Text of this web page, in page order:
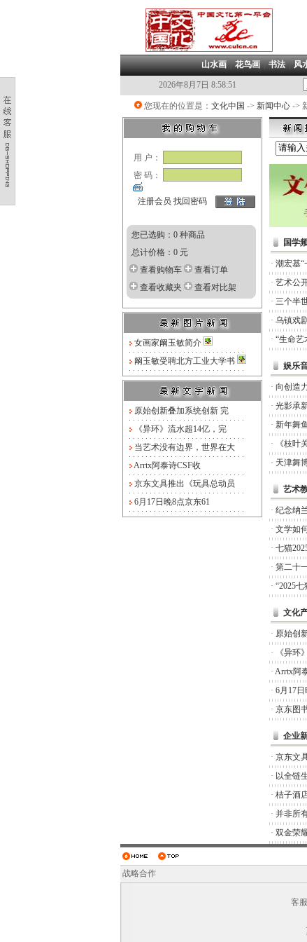
山水画|花鸟画|书法|风
2026年8月7日 8:58:51
您现在的位置是： 文化中国 -> 新闻中心 ->
用 户：
密 码：
注册会员 找回密码
您已选购：0 种商品
总计价格：0 元
查看购物车
查看订单
查看收藏夹
查看对比架
女画家阚玉敏简介
阚玉敏受聘北方工业大学书
原始创新叠加系统创新 完
《异环》流水超14亿，完
当艺术没有边界，世界在大
Arrtx阿泰诗CSF收
京东文具推出《玩具总动员
6月17日晚8点京东61
国学
· 潮宏基“
· 艺术公
· 三个半
· 乌镇戏
· “生命
娱乐
· 向创造
· 光影承
· 新年舞
·
《枝叶
· 天津舞
艺术
· 纪念纳
· 文学如
· 七猫
· 第二十
· “2025
文化
· 原始创
·
《异环
· Arrtx阿
· 6月17
· 京东图
企业
· 京东文
· 以全链
· 桔子酒
· 并非所
· 双金荣
战略合作
客